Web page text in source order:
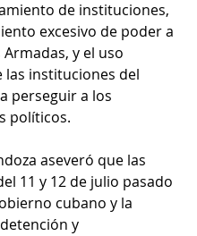
de instituciones,
excesivo de poder a
Armadas, y el uso
las instituciones del
perseguir a los
políticos.
aseveró que las
11 y 12 de julio pasado
cubano y la
y